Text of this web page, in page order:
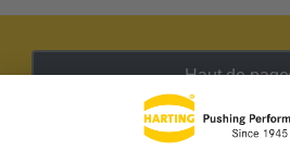
Haut de page